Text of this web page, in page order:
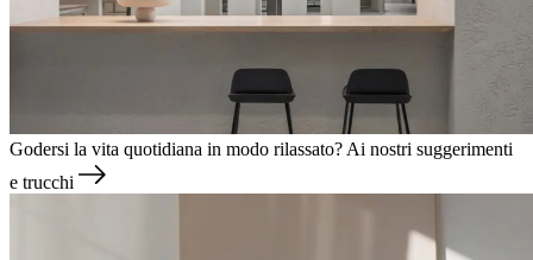
Godersi la vita quotidiana in modo rilassato? Ai nostri suggerimenti
e trucchi